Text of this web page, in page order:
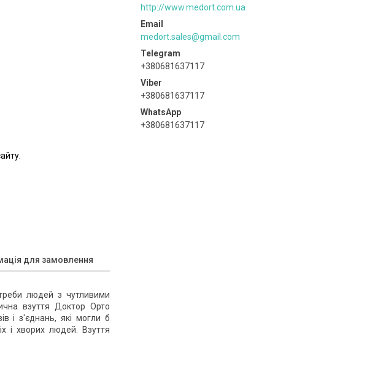
http://www.medort.com.ua
medort.sales@gmail.com
+380681637117
+380681637117
+380681637117
для замовлення
людей з чутливими
взуття Доктор Орто
і з'єднань, які могли б
і хворих людей. Взуття